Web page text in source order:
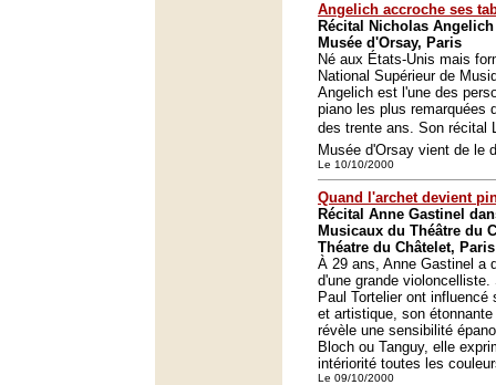
Angelich accroche ses
Récital Nicholas
Musée d'Orsay, Paris
Né aux États-Unis mais
National Supérieur de
Angelich est l'une des
piano les plus remarquées
des trente ans. Son récital
Musée d'Orsay vient de le
Le 10/10/2000
Quand l'archet devient
Récital Anne Gastinel
Musicaux du Théâtre du
Théatre du Châtelet, Paris
À 29 ans, Anne Gastinel a
d'une grande violoncelliste.
Paul Tortelier ont
et artistique, son
révèle une sensibilité
Bloch ou Tanguy, elle
intériorité toutes les
Le 09/10/2000